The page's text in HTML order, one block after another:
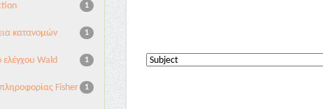
1
1
κατανομών
1
ελέγχου Wald
1
Fisher